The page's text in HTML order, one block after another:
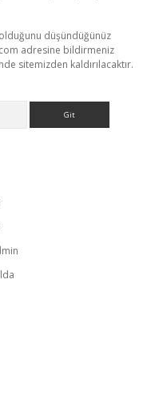
düşündüğünüz
adresine bildirmeniz
sitemizden kaldırılacaktır.